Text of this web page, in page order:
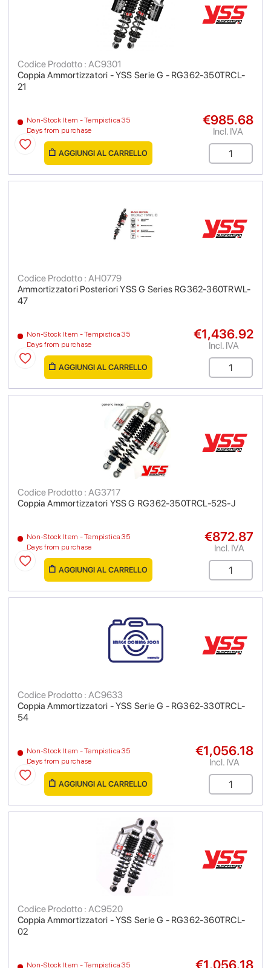
Coppia Ammortizzatori - YSS Serie G - RG362-350TRCL-
21
Codice Prodotto : AC9301
Non-Stock Item - Tempistica 35
Days from purchase
€985.68
Incl. IVA
AGGIUNGI AL CARRELLO
Ammortizzatori Posteriori YSS G Series RG362-360TRWL-
47
Codice Prodotto : AH0779
Non-Stock Item - Tempistica 35
Days from purchase
€1,436.92
Incl. IVA
AGGIUNGI AL CARRELLO
Coppia Ammortizzatori YSS G RG362-350TRCL-52S-J
Codice Prodotto : AG3717
Non-Stock Item - Tempistica 35
Days from purchase
€872.87
Incl. IVA
AGGIUNGI AL CARRELLO
Coppia Ammortizzatori - YSS Serie G - RG362-330TRCL-
54
Codice Prodotto : AC9633
Non-Stock Item - Tempistica 35
Days from purchase
€1,056.18
Incl. IVA
AGGIUNGI AL CARRELLO
Coppia Ammortizzatori - YSS Serie G - RG362-360TRCL-
02
Codice Prodotto : AC9520
Non-Stock Item - Tempistica 35 €1,056.18